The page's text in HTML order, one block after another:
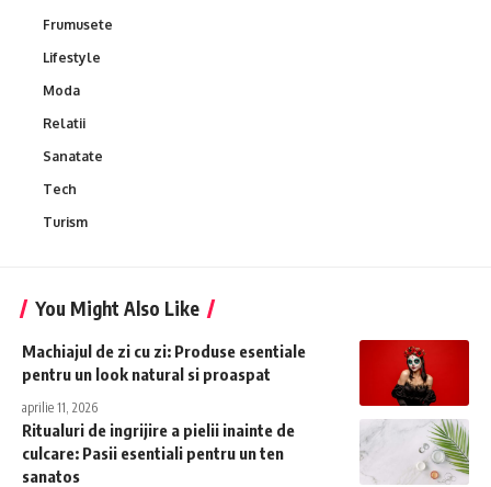
Frumusete
Lifestyle
Moda
Relatii
Sanatate
Tech
Turism
You Might Also Like
Machiajul de zi cu zi: Produse esentiale
pentru un look natural si proaspat
aprilie 11, 2026
Ritualuri de ingrijire a pielii inainte de
culcare: Pasii esentiali pentru un ten
sanatos